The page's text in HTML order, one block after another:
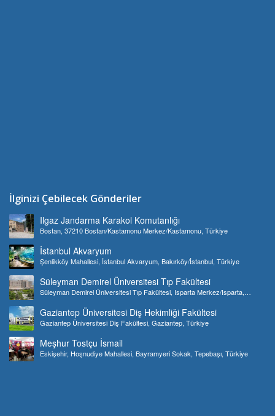
İlginizi Çebilecek Gönderiler
Ilgaz Jandarma Karakol Komutanlığı
Bostan, 37210 Bostan/Kastamonu Merkez/Kastamonu, Türkiye
İstanbul Akvaryum
Şenlikköy Mahallesi, İstanbul Akvaryum, Bakırköy/İstanbul, Türkiye
Süleyman Demirel Üniversitesi Tıp Fakültesi
Süleyman Demirel Üniversitesi Tıp Fakültesi, Isparta Merkez/Isparta,
Gaziantep Üniversitesi Diş Hekimliği Fakültesi
Gaziantep Üniversitesi Diş Fakültesi, Gaziantep, Türkiye
Meşhur Tostçu İsmail
Eskişehir, Hoşnudiye Mahallesi, Bayramyeri Sokak, Tepebaşı, Türkiye